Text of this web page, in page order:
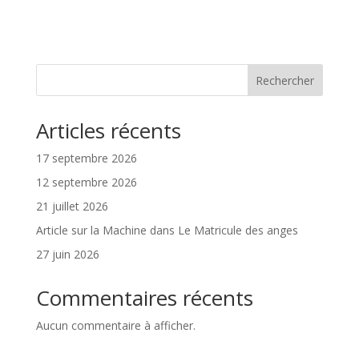
Rechercher
Articles récents
17 septembre 2026
12 septembre 2026
21 juillet 2026
Article sur la Machine dans Le Matricule des anges
27 juin 2026
Commentaires récents
Aucun commentaire à afficher.